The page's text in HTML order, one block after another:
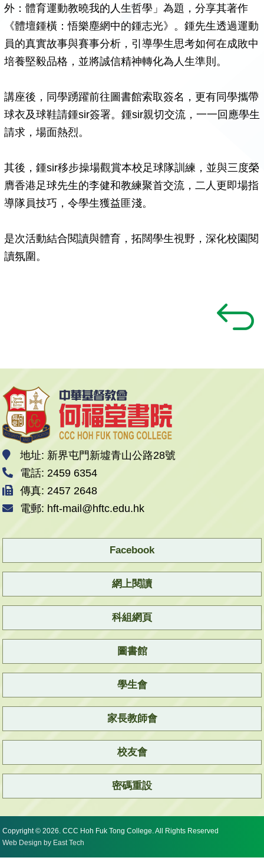
外：體育運動教曉我的人生哲學」為題，分享其著作
《體壇鍾橫：悟樂塵網中的鍾志光》。鍾先生透過運動
員的真實故事與賽事分析，引導學生思考如何在成敗中
培養堅毅品格，並將誠信精神轉化為人生準則。
講座後，同學踴躍前往圖書館索取簽名，更有同學攜帶
球衣及球鞋請鍾sir簽署。鍾sir親切交流，一一回應學生
請求，場面熱烈。
其後，鍾sir移步操場觀賞本校足球隊訓練，並與三度榮
膺香港足球先生的李健和教練聚首交流，二人更即場指
導隊員技巧，令學生獲益匪淺。
是次活動結合閱讀與體育，拓闊學生視野，深化校園閱
讀氛圍。
地址: 新界屯門新墟青山公路28號
電話: 2459 6354
傳真: 2457 2648
電郵: hft-mail@hftc.edu.hk
Facebook
網上閱讀
科組網頁
圖書館
學生會
家長教師會
校友會
密碼重設
Copyright © 2026. CCC Hoh Fuk Tong College. All Rights Reserved
Web Design by East Tech